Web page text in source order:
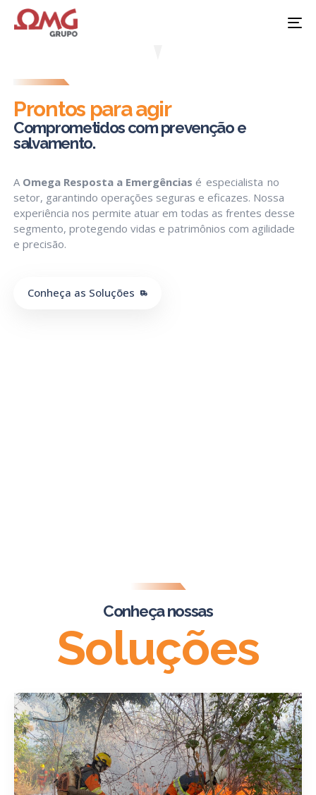
Prontos para agir
Comprometidos com prevenção e
salvamento.
A Omega Resposta a Emergências é especialista no
setor, garantindo operações seguras e eficazes. Nossa
experiência nos permite atuar em todas as frentes desse
segmento, protegendo vidas e patrimônios com agilidade
e precisão.
Conheça as Soluções
Conheça nossas
Soluções